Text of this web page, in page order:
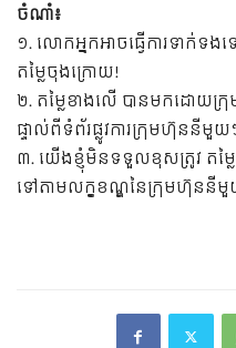
ចំណាំ៖
១. លោកអ្នកអាចធ្វើការទាក់
តម្លៃចុងក្រោយ!
២. តម្លៃខាងលើ បានមកដោយក្
ផ្ទាល់ពីទំព័រផ្លូវការក្រុមហ៊ុននីមួយ
៣. យើងខ្ញុំមិនទទួលខុសត្រូវ តម្ល
ទៅតាមលក្ខខណ្ឌនៃក្រុមហ៊ុននី